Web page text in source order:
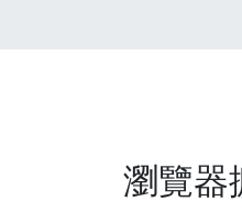
瀏覽器